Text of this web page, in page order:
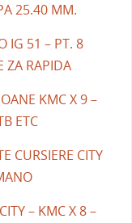
25.40 MM.
IG 51 – PT. 8
ZA RAPIDA
KMC X 9 –
ETC
CURSIERE CITY
– KMC X 8 –